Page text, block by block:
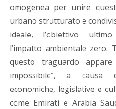
omogenea per unire
urbano strutturato e
ideale, l’obiettivo
l’impatto ambientale zero.
questo traguardo
impossibile”, a causa
economiche, legislative e
come Emirati e Arabia